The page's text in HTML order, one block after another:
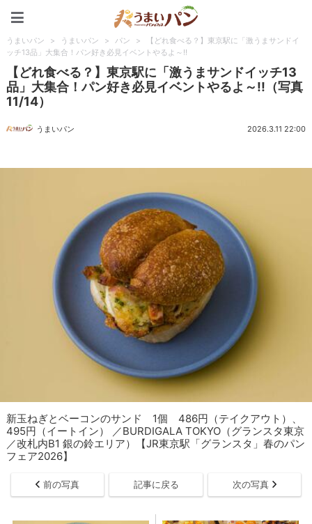
うまいパン > うまいパン > パン >
【どれ食べる？】東京駅に「激うまサンドイ
ッチ13品」大集合！パン好き必見イベントやるよ～!!
【どれ食べる？】東京駅に「激うまサンドイッチ13
品」大集合！パン好き必見イベントやるよ～!!（写真
11/14）
うまいパン 2026.3.11 22:00
新玉ねぎとベーコンのサンド 1個 486円（テイクアウト）、
495円（イートイン） ／BURDIGALA TOKYO（グランスタ東京
／改札内B1 銀の鈴エリア）【JR東京駅「グランスタ」春のパン
フェア2026】
前の写真 記事に戻る 次の写真